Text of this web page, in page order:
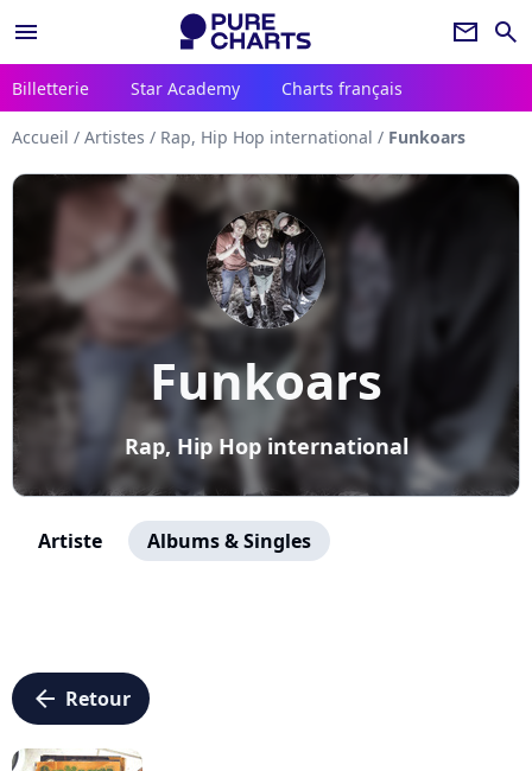
menu newsletter search
Billetterie Star Academy Charts français
Accueil / Artistes / Rap, Hip Hop international / Funkoars
Funkoars
Rap, Hip Hop international
Artiste Albums & Singles
arrow_left Retour